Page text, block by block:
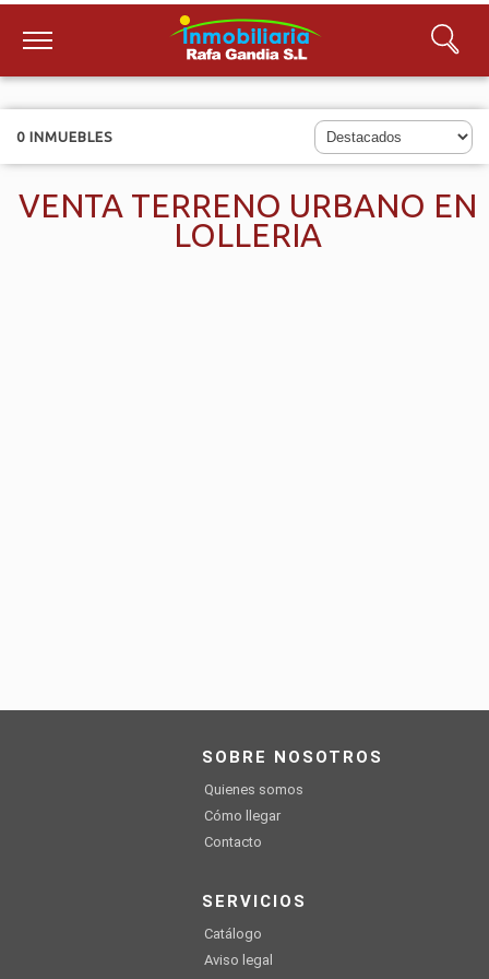
0 INMUEBLES
VENTA TERRENO URBANO EN
LOLLERIA
SOBRE NOSOTROS
Quienes somos
Cómo llegar
Contacto
SERVICIOS
Catálogo
Aviso legal